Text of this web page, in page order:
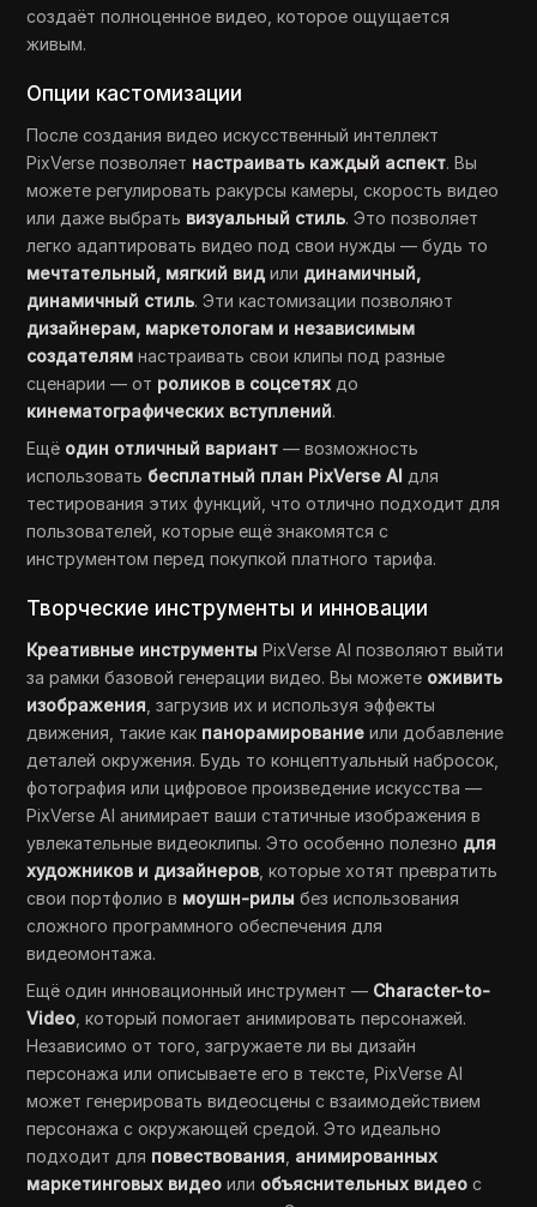
создаёт полноценное видео, которое ощущается
живым.
Опции кастомизации
После создания видео искусственный интеллект
PixVerse позволяет настраивать каждый аспект. Вы
можете регулировать ракурсы камеры, скорость видео
или даже выбрать визуальный стиль. Это позволяет
легко адаптировать видео под свои нужды — будь то
мечтательный, мягкий вид или динамичный,
динамичный стиль. Эти кастомизации позволяют
дизайнерам, маркетологам и независимым
создателям настраивать свои клипы под разные
сценарии — от роликов в соцсетях до
кинематографических вступлений.
Ещё один отличный вариант — возможность
использовать бесплатный план PixVerse AI для
тестирования этих функций, что отлично подходит для
пользователей, которые ещё знакомятся с
инструментом перед покупкой платного тарифа.
Творческие инструменты и инновации
Креативные инструменты PixVerse AI позволяют выйти
за рамки базовой генерации видео. Вы можете оживить
изображения , загрузив их и используя эффекты
движения, такие как панорамирование или добавление
деталей окружения. Будь то концептуальный набросок,
фотография или цифровое произведение искусства —
PixVerse AI анимирает ваши статичные изображения в
увлекательные видеоклипы. Это особенно полезно для
художников и дизайнеров , которые хотят превратить
свои портфолио в моушн-рилы без использования
сложного программного обеспечения для
видеомонтажа.
Ещё один инновационный инструмент — Character-to-
Video , который помогает анимировать персонажей.
Независимо от того, загружаете ли вы дизайн
персонажа или описываете его в тексте, PixVerse AI
может генерировать видеосцены с взаимодействием
персонажа с окружающей средой. Это идеально
подходит для повествования анимированных
маркетинговых видео или объяснительных видео с